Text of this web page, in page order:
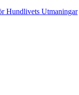
Hundlivets Utmaningar